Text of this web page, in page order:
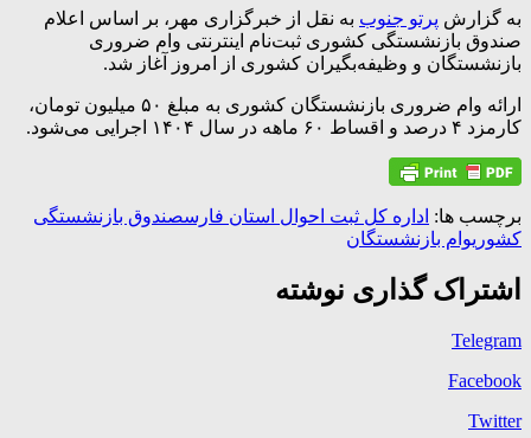
به گزارش پرتو جنوب به نقل از خبرگزاری مهر، بر اساس اعلام
صندوق بازنشستگی کشوری ثبت‌نام اینترنتی وام ضروری
بازنشستگان و وظیفه‌بگیران کشوری از امروز آغاز شد.
ارائه وام ضروری بازنشستگان کشوری به مبلغ ۵۰ میلیون تومان،
کارمزد ۴ درصد و اقساط ۶۰ ماهه در سال ۱۴۰۴ اجرایی می‌شود.
برچسب ها: اداره کل ثبت احوال استان فارسصندوق بازنشستگی
کشوریوام بازنشستگان
اشتراک گذاری نوشته
Telegram
Facebook
Twitter